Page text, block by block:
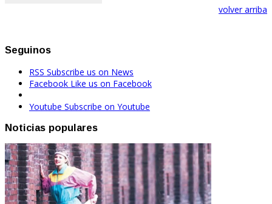
volver arriba
Seguinos
RSS Subscribe us on News
Facebook Like us on Facebook
Youtube Subscribe on Youtube
Noticias populares